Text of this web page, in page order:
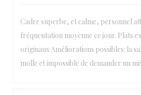
Cadre superbe, et calme, personnel
fréquentation moyenne ce jour. Plats
originaux Améliorations possibles: la
molle et impossible de demander un